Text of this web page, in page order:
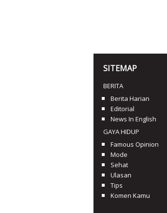
SITEMAP
BERITA
Berita Harian
Editorial
News In English
GAYA HIDUP
Famous Opinion
Mode
Sehat
Ulasan
Tips
Komen Kamu